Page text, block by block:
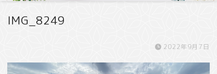
IMG_8249
2022年9月7日